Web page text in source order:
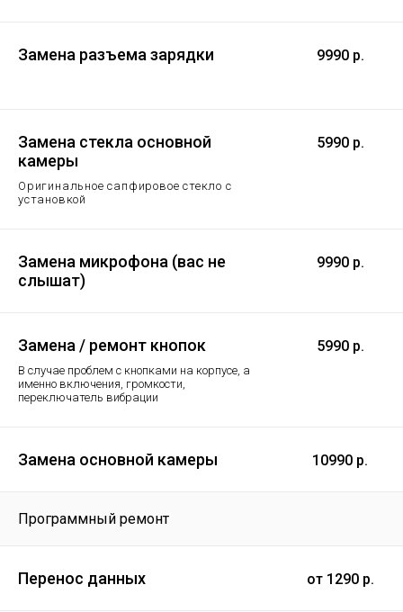
Замена разъема зарядки 9990 р.
Замена стекла основной
камеры
Оригинальное сапфировое стекло с
установкой
5990 р.
Замена микрофона (вас не
слышат)
9990 р.
Замена / ремонт кнопок
В случае проблем с кнопками на корпусе, а
именно включения, громкости,
переключатель вибрации
5990 р.
Замена основной камеры 10990 р.
Программный ремонт
Перенос данных от 1290 р.